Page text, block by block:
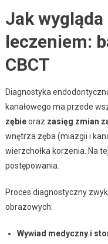
Jak
leczeniem:
CBCT
Diagnostyka
kanałowego ma przede
zębieoraz zasięg zmian
wnętrza zęba (miazgii i
wierzchołka korzenia. Na
postępowania.
Proces diagnostyczny
obrazowych:
Wywiad medyczny i